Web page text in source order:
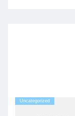
Uncategorized